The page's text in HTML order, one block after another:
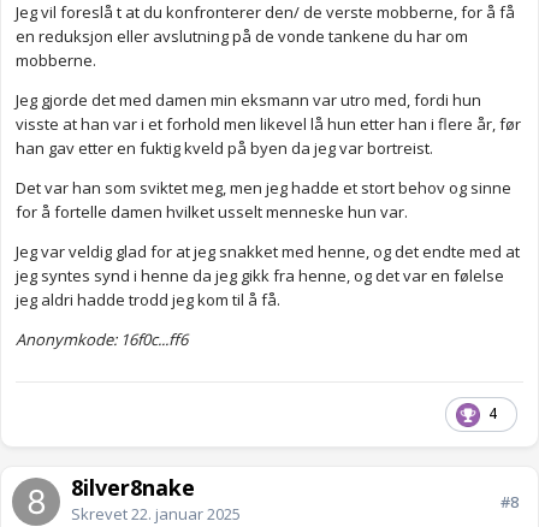
Jeg vil foreslå t at du konfronterer den/ de verste mobberne, for å få
en reduksjon eller avslutning på de vonde tankene du har om
mobberne.
Jeg gjorde det med damen min eksmann var utro med, fordi hun
visste at han var i et forhold men likevel lå hun etter han i flere år, før
han gav etter en fuktig kveld på byen da jeg var bortreist.
Det var han som sviktet meg, men jeg hadde et stort behov og sinne
for å fortelle damen hvilket usselt menneske hun var.
Jeg var veldig glad for at jeg snakket med henne, og det endte med at
jeg syntes synd i henne da jeg gikk fra henne, og det var en følelse
jeg aldri hadde trodd jeg kom til å få.
Anonymkode: 16f0c...ff6
4
8ilver8nake
Skrevet22. januar 2025
#8